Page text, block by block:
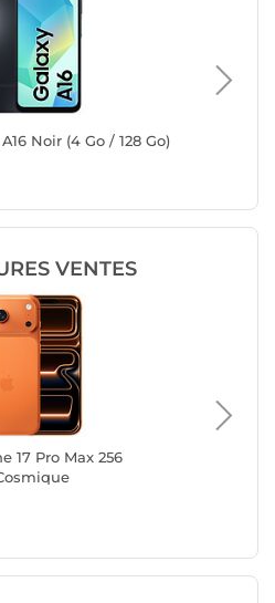
Noir (4 Go / 128 Go)
VENTES
17 Pro Max 256